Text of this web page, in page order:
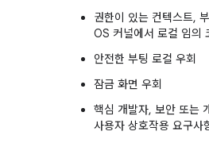
권한이 있는 컨텍스트,
OS 커널에서 로컬 임의
안전한 부팅 로컬 우회
잠금 화면 우회
핵심 개발자, 보안 또는
사용자 상호작용 요구사